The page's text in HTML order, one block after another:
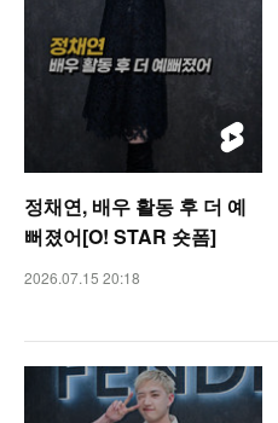
정채연, 배우 활동 후 더 예
뻐졌어[O! STAR 숏폼]
2026.07.15 20:18